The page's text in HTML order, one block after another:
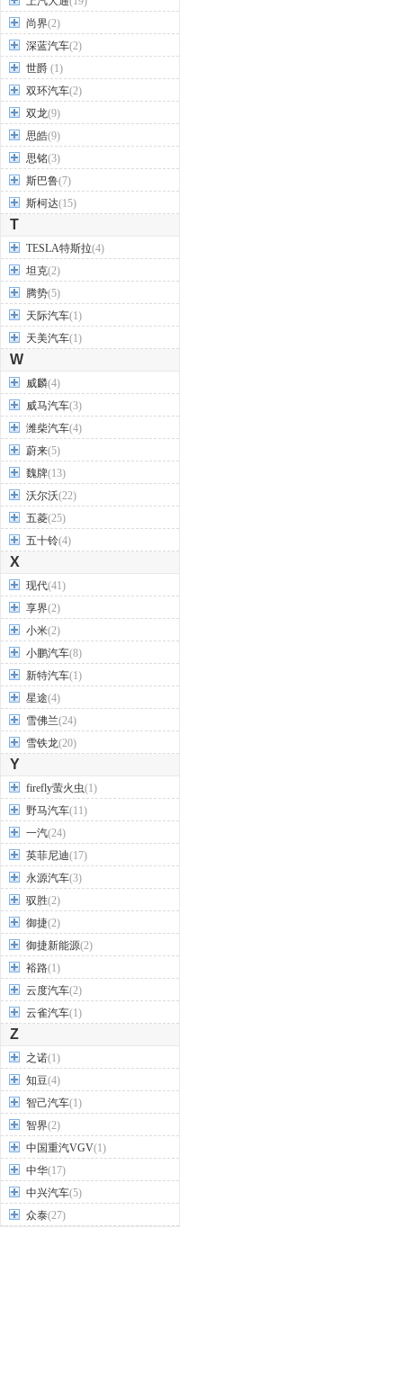
尚界(2)
深蓝汽车(2)
世爵 (1)
双环汽车(2)
双龙(9)
思皓(9)
思铭(3)
斯巴鲁(7)
斯柯达(15)
T
TESLA特斯拉(4)
坦克(2)
腾势(5)
天际汽车(1)
天美汽车(1)
W
威麟(4)
威马汽车(3)
潍柴汽车(4)
蔚来(5)
魏牌(13)
沃尔沃(22)
五菱(25)
五十铃(4)
X
现代(41)
享界(2)
小米(2)
小鹏汽车(8)
新特汽车(1)
星途(4)
雪佛兰(24)
雪铁龙(20)
Y
firefly萤火虫(1)
野马汽车(11)
一汽(24)
英菲尼迪(17)
永源汽车(3)
驭胜(2)
御捷(2)
御捷新能源(2)
裕路(1)
云度汽车(2)
云雀汽车(1)
Z
之诺(1)
知豆(4)
智己汽车(1)
智界(2)
中国重汽VGV(1)
中华(17)
中兴汽车(5)
众泰(27)